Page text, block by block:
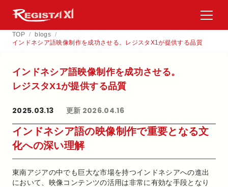
TOP / blogs /
インドネシア語映像制作を成功させる。レジスタX1が提供する品質
インドネシア語映像制作を​成功させる。​
レジスタX1が​提供する​品質
2025.03.13 更新 2026.04.16
インドネシア語の映像制作で重要となる文
化への深い理解
東南アジアの中でも巨大な市場を持つインドネシアへの進出
において、映像コンテンツの活用は非常に有効な手段となり